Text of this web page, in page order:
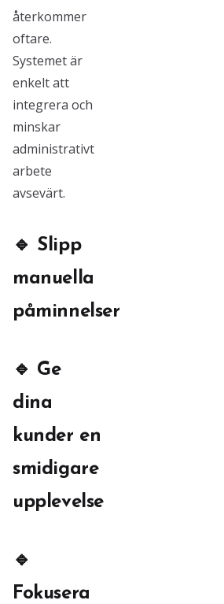
återkommer
oftare.
Systemet är
enkelt att
integrera och
minskar
administrativt
arbete
avsevärt.
🔹 Slipp
manuella
påminnelser
🔹 Ge
dina
kunder en
smidigare
upplevelse
🔹
Fokusera